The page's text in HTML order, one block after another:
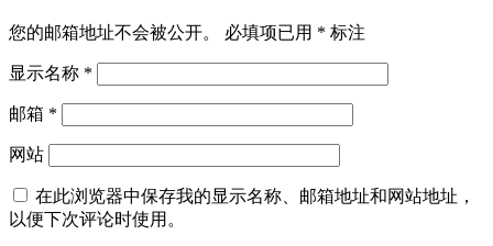
您的邮箱地址不会被公开。 必填项已用 * 标注
显示名称 *
邮箱 *
网站
在此浏览器中保存我的显示名称、邮箱地址和网站地址，
以便下次评论时使用。